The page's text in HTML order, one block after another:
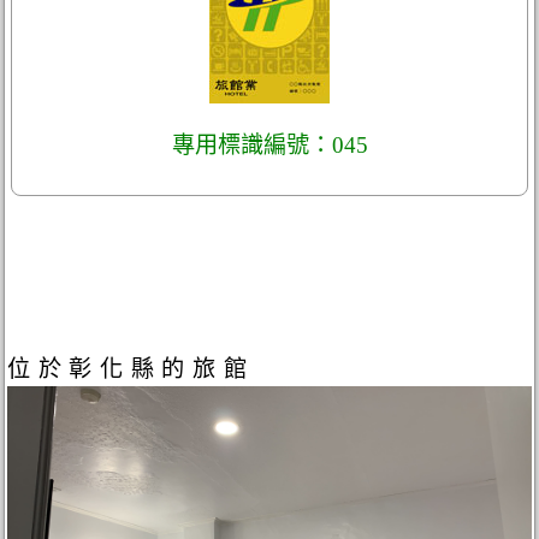
專用標識編號：045
位於彰化縣的旅館